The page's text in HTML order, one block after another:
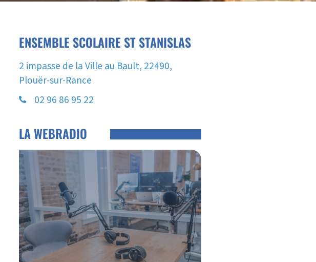
ENSEMBLE SCOLAIRE ST STANISLAS
2 impasse de la Ville au Bault, 22490,
Plouër-sur-Rance
02 96 86 95 22
LA WEBRADIO